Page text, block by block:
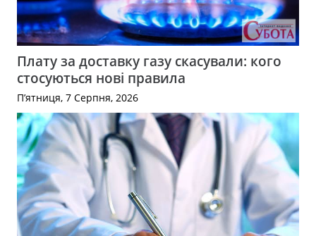
Плату за доставку газу скасували: кого
стосуються нові правила
П’ятниця, 7 Серпня, 2026